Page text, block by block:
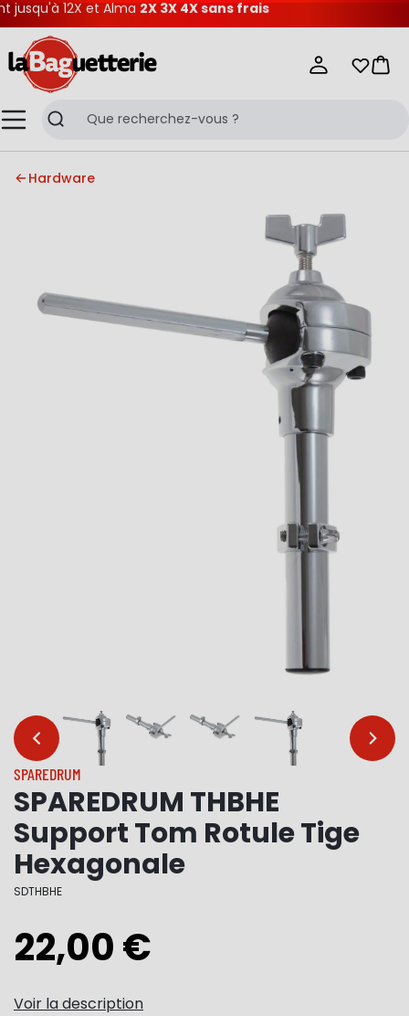
12X et Alma2X 3X 4X sans frais
MenuRecherche
Mes
Hardware
… …
SPAREDRUM
SPAREDRUM THBHE
Support Tom Rotule Tige
Hexagonale
SDTHBHE
22,00 €
Voir la description